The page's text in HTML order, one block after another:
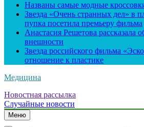
Названы самые модные
Звезда «Очень странных дел» в
пупка посетила премьеру фильма
Анастасия Решетова рассказала
внешности
Звезда российского фильма
отношение к пластике
Медицина
Новостная рассылка
Случайные новости
Меню